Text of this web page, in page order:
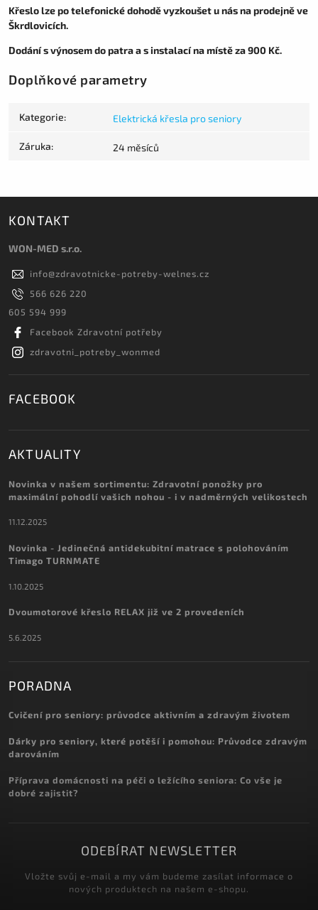
Křeslo lze po telefonické dohodě vyzkoušet u nás na prodejně ve
Škrdlovicích.
Dodání s výnosem do patra a s instalací na místě za 900 Kč.
Doplňkové parametry
Kategorie: Elektrická křesla pro seniory
Záruka: 24 měsíců
KONTAKT
WON-MED s.r.o.
info@zdravotnicke-potreby-welnes.cz
566 626 220
605 594 999
Facebook Zdravotní potřeby
zdravotni_potreby_wonmed
FACEBOOK
AKTUALITY
Novinka v našem sortimentu: Zdravotní ponožky pro
maximální pohodlí vašich nohou - i v nadměrných velikostech
11.12.2025
Novinka - Jedinečná antidekubitní matrace s polohováním
Timago TURNMATE
1.10.2025
Dvoumotorové křeslo RELAX již ve 2 provedeních
5.6.2025
PORADNA
Cvičení pro seniory: průvodce aktivním a zdravým životem
Dárky pro seniory, které potěší i pomohou: Průvodce zdravým
darováním
Příprava domácnosti na péči o ležícího seniora: Co vše je
dobré zajistit?
ODEBÍRAT NEWSLETTER
Vložte svůj e-mail a my vám budeme zasílat informace o
nových produktech na našem e-shopu.